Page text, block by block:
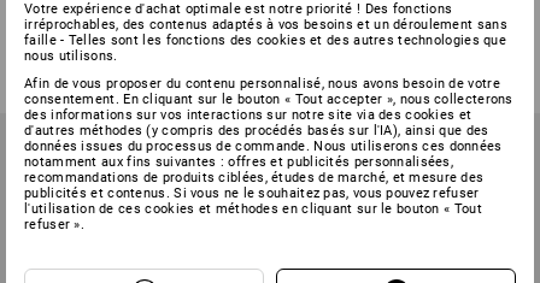
4 couleurs
à p. de 39,15 €
(TTC) à p. de 10 Pièces
4 couleurs
(TTC) à p. de 10 Pièces
Votre expérience d'achat optimale est notre priorité ! Des fonctions
irréprochables, des contenus adaptés à vos besoins et un déroulement sans
faille - Telles sont les fonctions des cookies et des autres technologies que
nous utilisons.
Afin de vous proposer du contenu personnalisé, nous avons besoin de votre
consentement. En cliquant sur le bouton « Tout accepter », nous collecterons
des informations sur vos interactions sur notre site via des cookies et
d'autres méthodes (y compris des procédés basés sur l'IA), ainsi que des
données issues du processus de commande. Nous utiliserons ces données
notamment aux fins suivantes : offres et publicités personnalisées,
recommandations de produits ciblées, études de marché, et mesure des
publicités et contenus. Si vous ne le souhaitez pas, vous pouvez refuser
l'utilisation de ces cookies et méthodes en cliquant sur le bouton « Tout
refuser ».